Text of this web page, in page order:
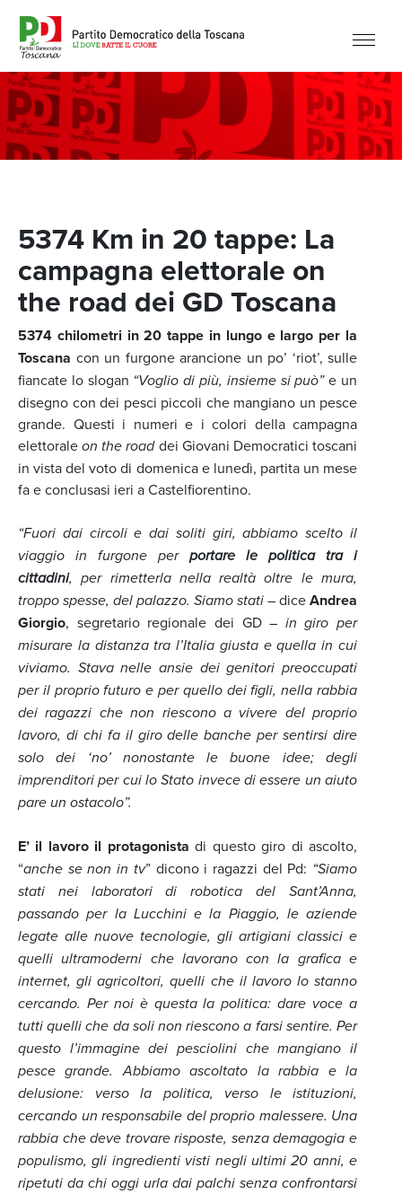
5374 Km in 20 tappe: La
campagna elettorale on
the road dei GD Toscana
5374 chilometri in 20 tappe in lungo e largo per la
Toscana con un furgone arancione un po’ ‘riot’, sulle
fiancate lo slogan “Voglio di più, insieme si può”e un
disegno con dei pesci piccoli che mangiano un pesce
grande. Questi i numeri e i colori della campagna
elettoraleon the roaddei Giovani Democratici toscani
in vista del voto di domenica e lunedì, partita un mese
fa e conclusasi ieri a Castelfiorentino.
“Fuori dai circoli e dai soliti giri, abbiamo scelto il
viaggio in furgone perportare le politica tra i
cittadini, per rimetterla nella realtà oltre le mura,
troppo spesse, del palazzo. Siamo stati– diceAndrea
Giorgio, segretario regionale dei GD – in giro per
misurare la distanza tra l’Italia giusta e quella in cui
viviamo. Stava nelle ansie dei genitori preoccupati
per il proprio futuro e per quello dei figli, nella rabbia
dei ragazzi che non riescono a vivere del proprio
lavoro, di chi fa il giro delle banche per sentirsi dire
solo dei ‘no’ nonostante le buone idee; degli
imprenditori per cui lo Stato invece di essere un aiuto
pare un ostacolo”.
E’ il lavoro il protagonista di questo giro di ascolto,
“anche se non in tv” dicono i ragazzi del Pd: “Siamo
stati nei laboratori di robotica del Sant’Anna,
passando per la Lucchini e la Piaggio, le aziende
legate alle nuove tecnologie, gli artigiani classici e
quelli ultramoderni che lavorano con la grafica e
internet, gli agricoltori, quelli che il lavoro lo stanno
cercando. Per noi è questa la politica: dare voce a
tutti quelli che da soli non riescono a farsi sentire. Per
questo l’immagine dei pesciolini che mangiano il
pesce grande. Abbiamo ascoltato la rabbia e la
delusione: verso la politica, verso le istituzioni,
cercando un responsabile del proprio malessere. Una
rabbia che deve trovare risposte, senza demagogia e
populismo, gli ingredienti visti negli ultimi 20 anni, e
ripetuti da chi oggi urla dai palchi senza confrontarsi